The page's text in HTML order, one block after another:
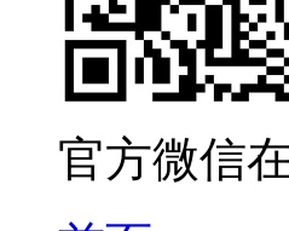
官方微信